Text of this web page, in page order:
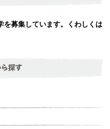
を募集しています。くわしくは
探す